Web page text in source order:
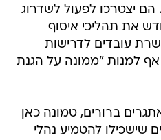
יצטרכו לפעול לשדרוג
את תהליכי איסוף
עובדים לדרישות
אף למנות "ממונה על הגנת
ברורים, טמונה כאן
שישכילו להטמיע נהלי